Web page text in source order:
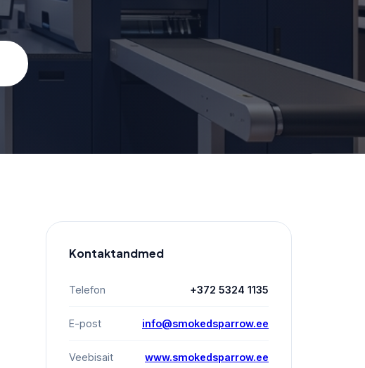
Kontaktandmed
Telefon +372 5324 1135
E-post info@smokedsparrow.ee
Veebisait www.smokedsparrow.ee